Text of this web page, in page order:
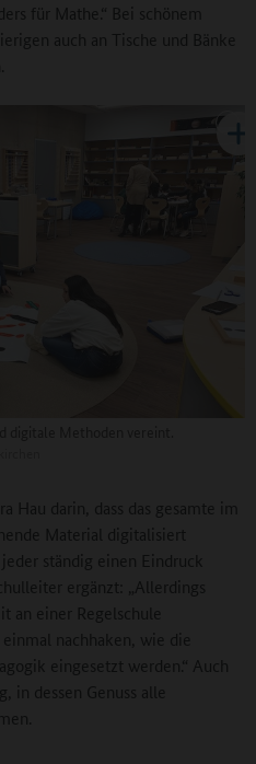
für Mathe.“ Bei schönem
auch an Tische und Bänke
Hau darin, dass das gesamte im
Material digitalisiert
ständig einen Eindruck
ergänzt: „Allerdings
an einer Regelschule
nachhaken, wie die
eingesetzt werden.“ Auch
in dessen Genuss alle